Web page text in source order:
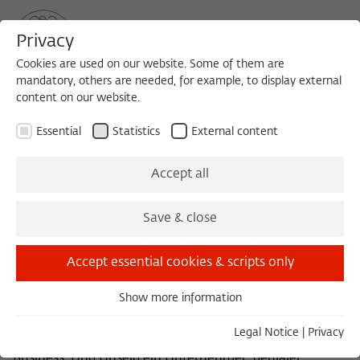
Heft XVIII/3 Herbst 2024
Goetz, Hartwig, Illies, Maak
Bücher für das kritische Nachkriegsdeutschland ein
Privacy
Cookies are used on our website. Some of them are
mandatory, others are needed, for example, to display external
content on our website.
Essential Statistics External content
Accept all
Save & close
Accept essential cookies & scripts only
Essential cookies are needed for basic functionality. This
Show more information
Legal Notice Privacy